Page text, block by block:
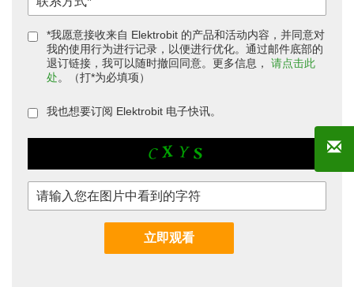
*我愿意接收来自 Elektrobit 的产品和活动内容，并同意对
我的使用行为进行记录，以便进行优化。通过邮件底部的
退订链接，我可以随时撤回同意。更多信息， 请点击此
处。（打*为必填项）
我也想要订阅 Elektrobit 电子快讯。